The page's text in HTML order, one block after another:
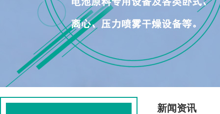
新闻资讯